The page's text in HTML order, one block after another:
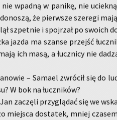
wpad­ną w pa­ni­kę, nie
że pierw­sze sze­re­gi
szpet­nie i spoj­rzał po swo­ich
jazda ma szan­se przejść
ich masą, a łucz­ni­cy nie
– Sa­ma­el zwró­cił się do
W bok na łucz­ni­ków?
za­czę­li przy­glą­dać się we
miej­sca do­sta­tek, mniej